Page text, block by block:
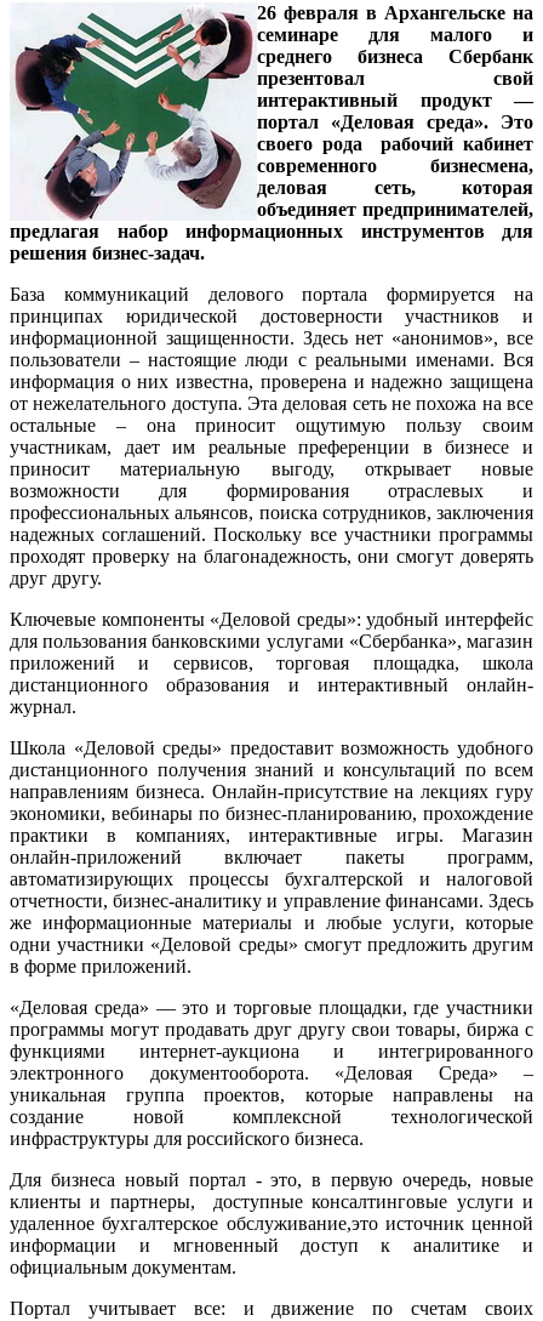
26 февраля в Архангельске на
семинаре для малого и
среднего бизнеса Сбербанк
презентовал свой
интерактивный продукт —
портал «Деловая среда». Это
своего рода рабочий кабинет
современного бизнесмена,
деловая сеть, которая
объединяет предпринимателей,
предлагая набор информационных инструментов для
решения бизнес-задач.
База коммуникаций делового портала формируется на
принципах юридической достоверности участников и
информационной защищенности. Здесь нет «анонимов», все
пользователи – настоящие люди с реальными именами. Вся
информация о них известна, проверена и надежно защищена
от нежелательного доступа. Эта деловая сеть не похожа на все
остальные – она приносит ощутимую пользу своим
участникам, дает им реальные преференции в бизнесе и
приносит материальную выгоду, открывает новые
возможности для формирования отраслевых и
профессиональных альянсов, поиска сотрудников, заключения
надежных соглашений. Поскольку все участники программы
проходят проверку на благонадежность, они смогут доверять
друг другу.
Ключевые компоненты «Деловой среды»: удобный интерфейс
для пользования банковскими услугами «Сбербанка», магазин
приложений и сервисов, торговая площадка, школа
дистанционного образования и интерактивный онлайн-
журнал.
Школа «Деловой среды» предоставит возможность удобного
дистанционного получения знаний и консультаций по всем
направлениям бизнеса. Онлайн-присутствие на лекциях гуру
экономики, вебинары по бизнес-планированию, прохождение
практики в компаниях, интерактивные игры. Магазин
онлайн-приложений включает пакеты программ,
автоматизирующих процессы бухгалтерской и налоговой
отчетности, бизнес-аналитику и управление финансами. Здесь
же информационные материалы и любые услуги, которые
одни участники «Деловой среды» смогут предложить другим
в форме приложений.
«Деловая среда» — это и торговые площадки, где участники
программы могут продавать друг другу свои товары, биржа с
функциями интернет-аукциона и интегрированного
электронного документооборота. «Деловая Среда» –
уникальная группа проектов, которые направлены на
создание новой комплексной технологической
инфраструктуры для российского бизнеса.
Для бизнеса новый портал - это, в первую очередь, новые
клиенты и партнеры, доступные консалтинговые услуги и
удаленное бухгалтерское обслуживание,это источник ценной
информации и мгновенный доступ к аналитике и
официальным документам.
Портал учитывает все: и движение по счетам своих